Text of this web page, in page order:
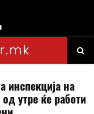
Youtube
инспекција на
утре ќе работи